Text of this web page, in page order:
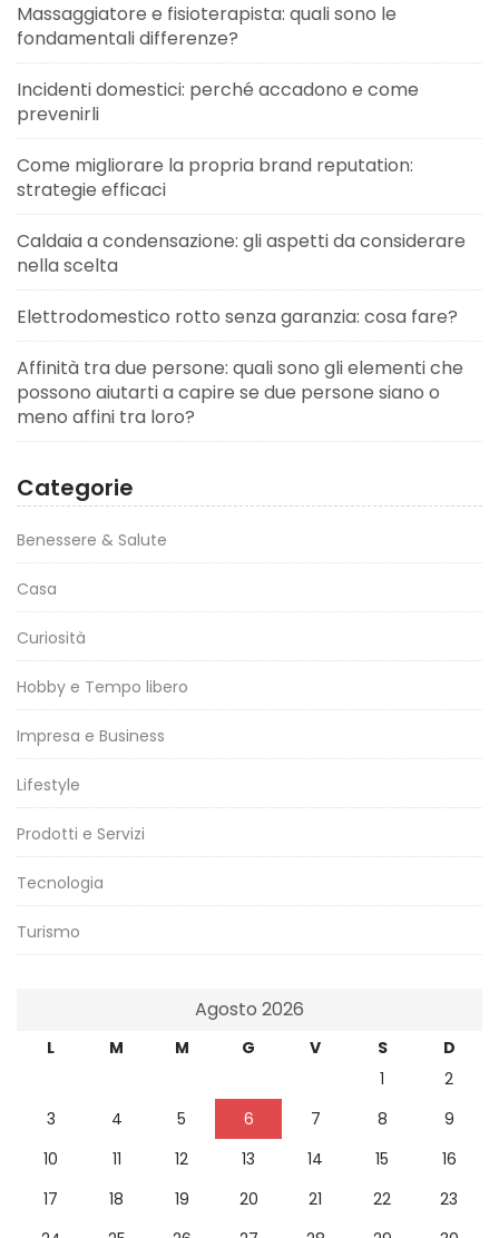
Massaggiatore e fisioterapista: quali sono le
fondamentali differenze?
Incidenti domestici: perché accadono e come
prevenirli
Come migliorare la propria brand reputation:
strategie efficaci
Caldaia a condensazione: gli aspetti da considerare
nella scelta
Elettrodomestico rotto senza garanzia: cosa fare?
Affinità tra due persone: quali sono gli elementi che
possono aiutarti a capire se due persone siano o
meno affini tra loro?
Categorie
Benessere & Salute
Casa
Curiosità
Hobby e Tempo libero
Impresa e Business
Lifestyle
Prodotti e Servizi
Tecnologia
Turismo
Agosto 2026
L M M G V S
D
1
2
3
4 5 6 7 8
9
10
11 12 13 14 15
16
17
18 19 20 21 22
23